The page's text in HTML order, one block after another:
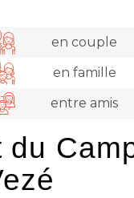
en couple
en famille
entre amis
du